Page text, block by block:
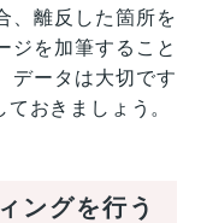
、離反した箇所を
ジを加筆すること
データは大切です
おきましょう。
ングを行う